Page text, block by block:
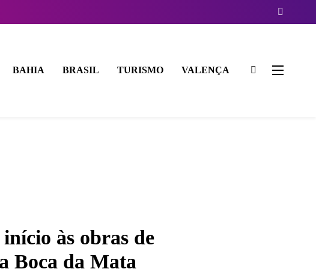
BAHIA BRASIL TURISMO VALENÇA
às obras de
Boca da Mata